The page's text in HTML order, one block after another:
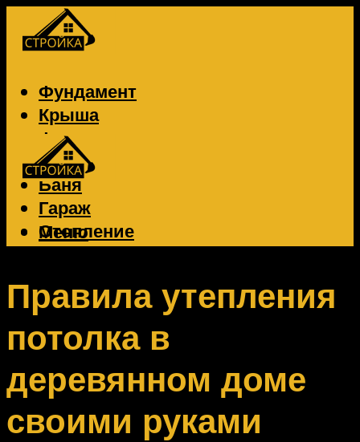
Фундамент
Крыша
Фасад
Забор
Баня
Гараж
Отопление
Вентиляция
Меню
Меню
Правила утепления
потолка в
деревянном доме
своими руками